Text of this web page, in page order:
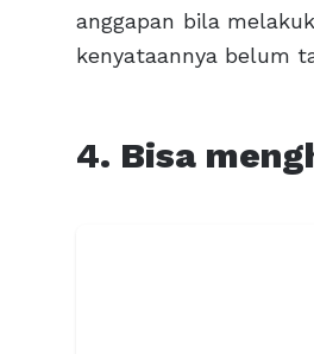
anggapan bila
kenyataannya belum
4. Bisa